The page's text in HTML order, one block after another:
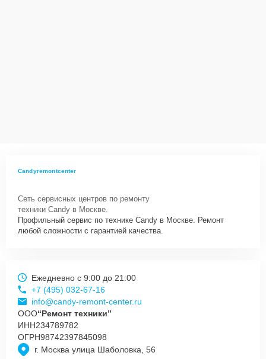
Candyremontcenter
Сеть сервисных центров по ремонту
техники Candy в Москве.
Профильный сервис по технике Candy в Москве. Ремонт
любой сложности с гарантией качества.
г. Москва улица Шаболовка, 56
Ежедневно с 9:00 до 21:00
+7 (495) 032-67-16
info@candy-remont-center.ru
ООО“Ремонт техники”
ИНН234789782
ОГРН98742397845098